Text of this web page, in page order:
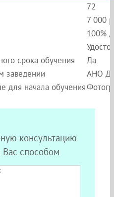
72
7 000
100%
срока обучения
Да
заведении
АНО
для начала обучения
консультацию
способом